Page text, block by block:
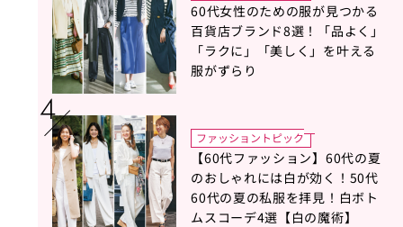
60代女性のための服が見つかる
百貨店ブランド8選！「品よく」
「ラクに」「美しく」を叶える
服がずらり
ファッショントピック
【60代ファッション】60代の夏
のおしゃれには白が効く！50代
60代の夏の私服を拝見！白ボト
ムスコーデ4選【白の魔術】